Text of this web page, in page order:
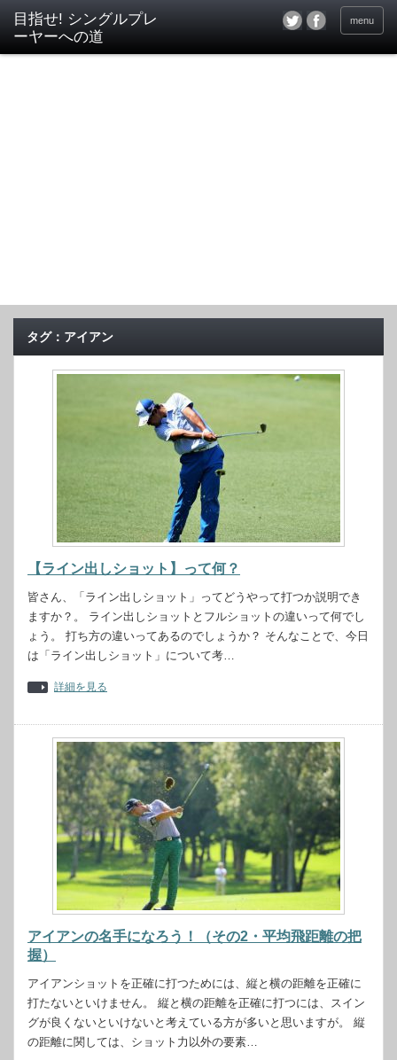
目指せ! シングルプレ
ーヤーへの道
menu
タグ：アイアン
【ライン出しショット】って何？
皆さん、「ライン出しショット」ってどうやって打つか説明でき
ますか？。 ライン出しショットとフルショットの違いって何でし
ょう。 打ち方の違いってあるのでしょうか？ そんなことで、今日
は「ライン出しショット」について考…
詳細を見る
アイアンの名手になろう！（その2・平均飛距離の把
握）
アイアンショットを正確に打つためには、縦と横の距離を正確に
打たないといけません。 縦と横の距離を正確に打つには、スイン
グが良くないといけないと考えている方が多いと思いますが。 縦
の距離に関しては、ショット力以外の要素…